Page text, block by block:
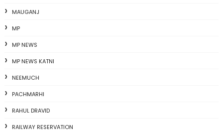
MAUGANJ
MP
MP NEWS
MP NEWS KATNI
NEEMUCH
PACHMARHI
RAHUL DRAVID
RAILWAY RESERVATION